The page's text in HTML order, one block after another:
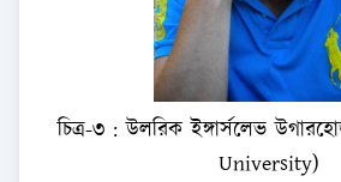
চিত্র-৩ : উলরিক ইঙ্গার্সলেভ
University)